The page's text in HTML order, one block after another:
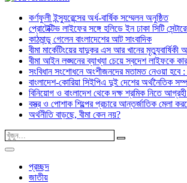
কর্ণফুলী ইন্স্যুরেন্সের অর্ধ-বার্ষিক সম্মেলন অনুষ্ঠিত
প্রোটেক্টিভ লাইফের সঙ্গে হলিডে ইন ঢাকা সিটি
কাঠমান্ডু গেলেন বাংলাদেশের আট সাংবাদিক
বীমা মার্কেটিংয়ের যাদুকর এস আর খানের
বীমা আইন লঙ্ঘনের ব্যাখ্যা চেয়ে স্বদেশ লাইফকে
সংবিধান সংশোধনে অংশীজনদের মতামত নেওয়া হবে :
বাংলাদেশ-কোরিয়া সিইপিএ দুই দেশের অর্থনৈতিক
বিনিয়োগ ও বাংলাদেশ থেকে দক্ষ শ্রমিক নিতে
বস্ত্র ও পোশাক শিল্পের প্রচারে আন্তর্জাতিক মেলা
অর্থনীতি বাড়ছে, বীমা কেন নয়?
প্রচ্ছদ
জাতীয়